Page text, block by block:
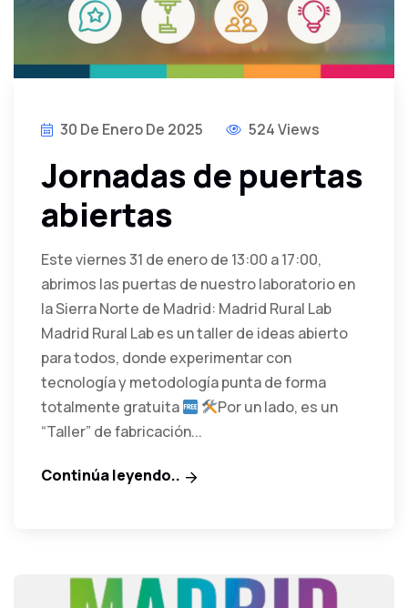
30 De Enero De 2025 524 Views
Jornadas de puertas
abiertas
Este viernes 31 de enero de 13:00 a 17:00,
abrimos las puertas de nuestro laboratorio en
la Sierra Norte de Madrid: Madrid Rural Lab
Madrid Rural Lab es un taller de ideas abierto
para todos, donde experimentar con
tecnología y metodología punta de forma
totalmente gratuita
Por un lado, es un
“Taller” de fabricación...
Continúa leyendo..